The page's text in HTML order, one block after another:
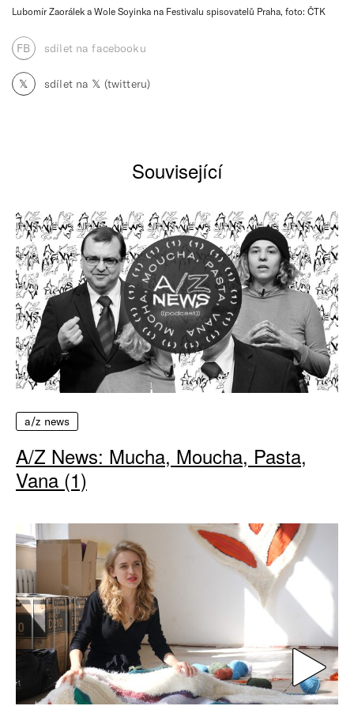
Lubomír Zaorálek a Wole Soyinka na Festivalu spisovatelů Praha, foto: ČTK
FB sdílet na facebooku
𝕏 sdílet na 𝕏 (twitteru)
Související
a/z news
A/Z News: Mucha, Moucha, Pasta,
Vana (1)